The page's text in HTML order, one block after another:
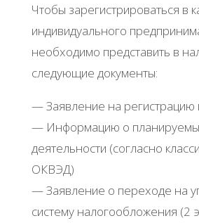
Чтобы зарегистрироваться в
индивидуального
необходимо представить в
следующие документы:
— Заявление на регистрацию
— Информацию о
деятельности (согласно
ОКВЭД)
— Заявление о переходе на
систему налогообложения (2